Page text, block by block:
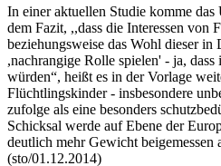
In einer aktuellen Studie komme
dem Fazit, ,,dass die Interessen von
beziehungsweise das Wohl dieser in
,nachrangige Rolle spielen' - ja,
würden“, heißt es in der Vorlage
Flüchtlingskinder - insbesondere
zufolge als eine besonders
Schicksal werde auf Ebene der
deutlich mehr Gewicht beigemessen
(sto/01.12.2014)